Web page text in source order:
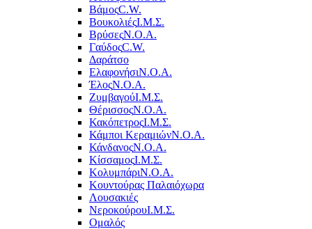
ΒάμοςC.W.
ΒουκολιέςΙ.Μ.Σ.
ΒρύσεςΝ.Ο.Α.
ΓαύδοςC.W.
Δαράτσο
ΕλαφονήσιΝ.Ο.Α.
ΈλοςΝ.Ο.Α.
ΖυμβαγούΙ.Μ.Σ.
ΘέρισσοςΝ.Ο.Α.
ΚακόπετροςΙ.Μ.Σ.
Κάμποι ΚεραμιώνΝ.Ο.Α.
ΚάνδανοςΝ.Ο.Α.
ΚίσσαμοςΙ.Μ.Σ.
ΚολυμπάριΝ.Ο.Α.
Κουντούρας Παλαιόχωρα
Λουσακιές
ΝεροκούρουΙ.Μ.Σ.
Ομαλός